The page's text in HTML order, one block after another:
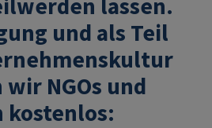
und als Teil
NGOs und